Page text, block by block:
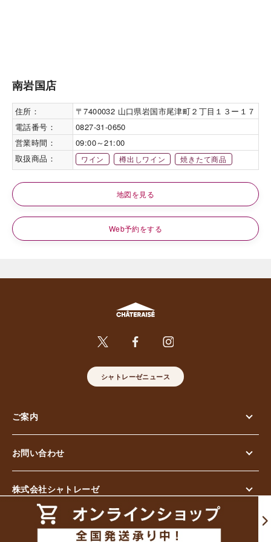
南岩国店
住所：
〒7400032 山口県岩国市尾津町２丁目１３ー１７
電話番号：
0827-31-0650
営業時間：
09:00～21:00
取扱商品：
ワイン 樽出しワイン 焼きたて商品
地図を見る
Web予約をする
シャトレーゼニュース
ご案内
お問い合わせ
株式会社シャトレーゼ
© Chateraise Co.,Ltd. All Rights Reserved.